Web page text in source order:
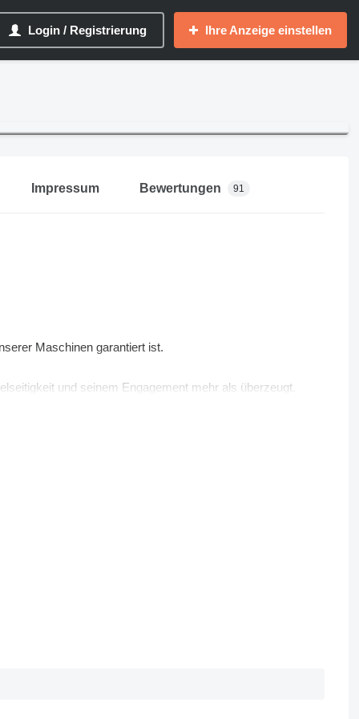
Login / Registrierung Ihre Anzeige einstellen
Impressum Bewertungen 91
Maschinen garantiert ist.
und seinem Engagement mehr als überzeugt.